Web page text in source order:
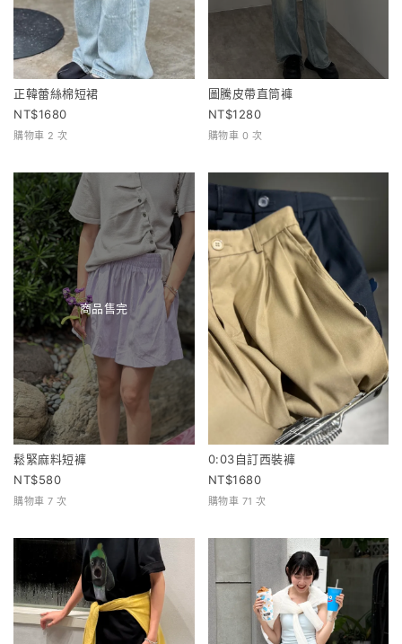
正韓蕾絲棉短裙
1680
購物車 2 次
圖騰皮帶直筒褲
1280
購物車 0 次
商品售完
鬆緊麻料短褲
580
購物車 7 次
0:03自訂西裝褲
1680
購物車 71 次